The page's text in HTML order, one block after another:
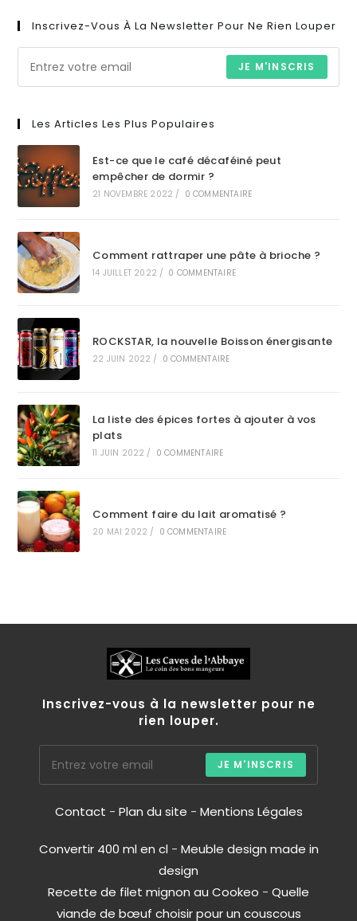
Inscrivez-Vous À La Newsletter Pour Ne Rien Louper
JE M'INSCRIS
Les Articles Les Plus Populaires
Est-ce que le café décaféiné peut
empêcher de dormir ?
21 NOVEMBRE 2022 / 0 COMMENTAIRE
Comment rattraper une pâte à brioche ?
14 JUILLET 2022 / 0 COMMENTAIRE
ROCKSTAR, la nouvelle Boisson énergisante
22 JUIN 2022 / 0 COMMENTAIRE
La liste des épices fortes à ajouter à vos
plats
11 JUIN 2022 / 0 COMMENTAIRE
Comment faire du lait aromatisé ?
20 MAI 2022 / 0 COMMENTAIRE
Inscrivez-vous à la newsletter pour ne
rien louper.
JE M'INSCRIS
Contact - Plan du site - Mentions Légales
Convertir 400 ml en cl - Meuble design made in
design
Recette de filet mignon au Cookeo - Quelle
viande de bœuf choisir pour un couscous